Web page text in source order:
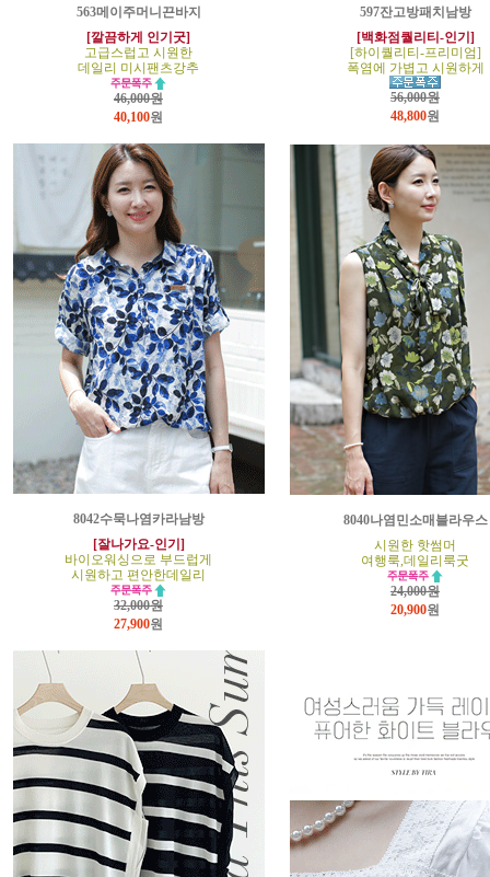
563메이주머니끈바지
[깔끔하게 인기굿]
고급스럽고 시원한
데일리 미시팬츠강추
46,000원
40,100원
597잔고방패치남방
[백화점퀄리티-인기]
[하이퀄리티-프리미엄]
폭염에 가볍고 시원하게
56,000원
48,800원
8042수묵나염카라남방
[잘나가요-인기]
바이오워싱으로 부드럽게
시원하고 편안한데일리
32,000원
27,900원
8040나염민소매블라우스
시원한 핫썸머
여행룩,데일리룩굿
24,000원
20,900원